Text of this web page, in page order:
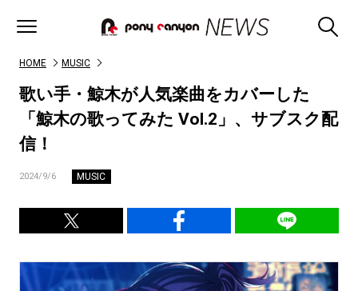
HOME MUSIC
歌い手・鯨木が人気楽曲をカバーした
「鯨木の歌ってみた Vol.2」、サブスク配
信！
2024/9/6 MUSIC